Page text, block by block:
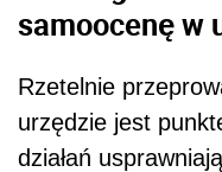
samoocenę w
Rzetelnie
urzędzie jest
działań